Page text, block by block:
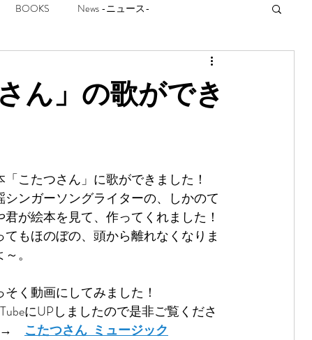
BOOKS News -ニュース-
ん」の歌ができ
「こたつさん」に歌ができました！
シンガーソングライターの、しかのて
君が絵本を見て、作ってくれました！
てもほのぼの、頭から離れなくなりま
。
そく動画にしてみました！
にUPしましたので是非ご覧くださ
こたつさん  ミュージック